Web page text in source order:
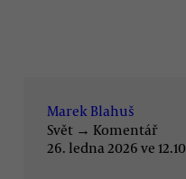
Marek Blahuš
Svět → Komentář
26. ledna 2026 ve 12.10